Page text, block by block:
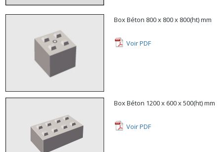
Box Béton 800 x 800 x 800(ht) mm
Voir PDF
Box Béton 1200 x 600 x 500(ht) mm
Voir PDF